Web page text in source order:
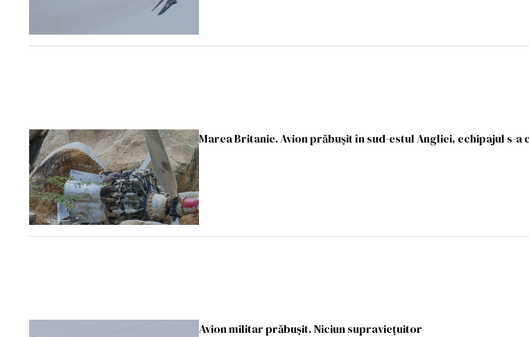
Marea Britanie. Avion prăbuşit în sud-estul Angliei, echipajul s-a
Avion militar prăbuşit. Niciun supravieţuitor